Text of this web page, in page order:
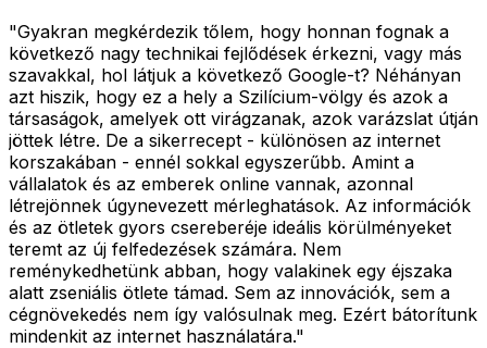
"Gyakran megkérdezik tőlem, hogy honnan fognak a
következő nagy technikai fejlődések érkezni, vagy más
szavakkal, hol látjuk a következő Google-t? Néhányan
azt hiszik, hogy ez a hely a Szilícium-völgy és azok a
társaságok, amelyek ott virágzanak, azok varázslat útján
jöttek létre. De a sikerrecept - különösen az internet
korszakában - ennél sokkal egyszerűbb. Amint a
vállalatok és az emberek online vannak, azonnal
létrejönnek úgynevezett mérleghatások. Az információk
és az ötletek gyors csereberéje ideális körülményeket
teremt az új felfedezések számára. Nem
reménykedhetünk abban, hogy valakinek egy éjszaka
alatt zseniális ötlete támad. Sem az innovációk, sem a
cégnövekedés nem így valósulnak meg. Ezért bátorítunk
mindenkit az internet használatára."